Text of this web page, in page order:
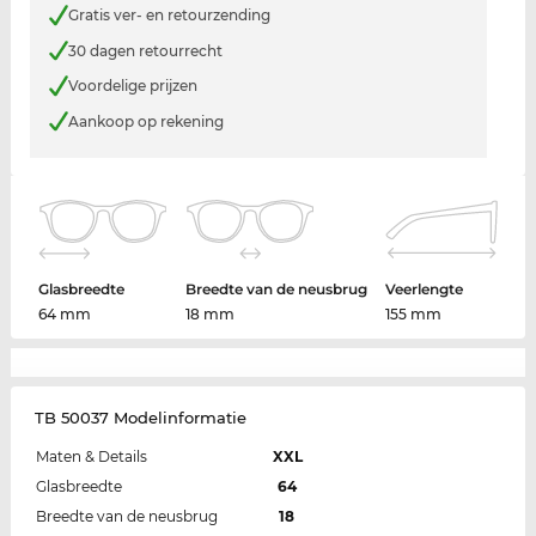
Gratis ver- en retourzending
30 dagen retourrecht
Voordelige prijzen
Aankoop op rekening
Glasbreedte
64 mm
Breedte van de neusbrug
18 mm
Veerlengte
155 mm
TB 50037 Modelinformatie
Maten & Details
XXL
Glasbreedte
64
Breedte van de neusbrug
18